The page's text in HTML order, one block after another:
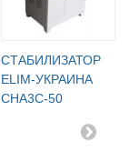
СТАБИЛИЗАТОР
ELIM-УКРАИНА
СНА3С-50